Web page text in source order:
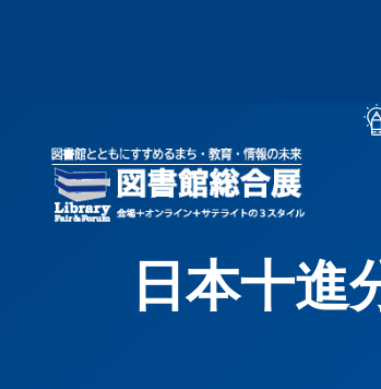
ー
ザ
日本十進